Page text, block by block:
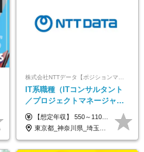
IT系職種（ITコンサルタント
／プロジェクトマネージャー
／ITアーキテクト）
【想定年収】 550～1100万 【想定役職】 課長代理 主任 一般 ※これまでの経験・年齢などを考慮し、当社給与規則に基づき決定します。 ※残業手当 一般社員（定型勤務・フレックスタイム制）の場合：時間外労働連動支給 一般社員（専門業務型裁量労働制）・管理職の場合：なし 裁量労働の場合について裁量労働手当がございますが、超過分の時間外手当の支給はありません。 （固定残業手当ではないため） ※裁量労働手当 一般社員（専門業務型裁量労働制）の場合：別途、裁量労働手当の支給がございます。
東京都_神奈川県_埼玉県_千葉県_大阪府_愛知県_北海道_青森県_岩手県_宮城県_秋田県_山形県_福島県_茨城県_栃木県_群馬県_新潟県_山梨県_長野県_富山県_石川県_福井県_静岡県_岐阜県_三重県_兵庫県_京都府_滋賀県_奈良県_和歌山県_広島県_岡山県_鳥取県_島根県_山口県_徳島県_香川県_愛媛県_高知県_福岡県_熊本県_佐賀県_長崎県_大分県_宮崎県_鹿児島県_沖縄県